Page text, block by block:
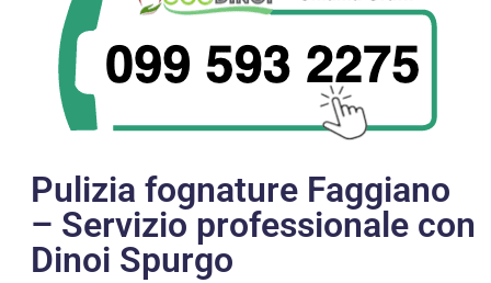
Pulizia fognature Faggiano
– Servizio professionale con
Dinoi Spurgo